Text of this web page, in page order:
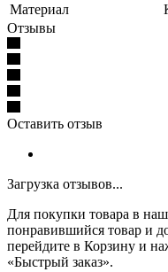
Материал
Отзывы
Оставить отзыв
Загрузка отзывов...
Для покупки товара в
понравившийся товар и
перейдите в Корзину и
«Быстрый заказ».